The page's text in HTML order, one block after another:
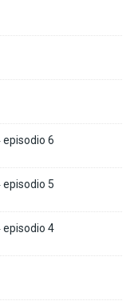
episodio 6
episodio 5
episodio 4